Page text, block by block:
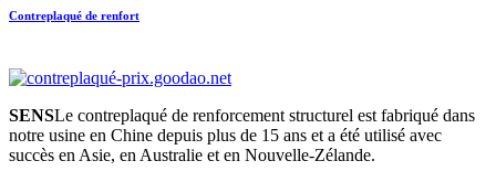
Contreplaqué de renfort
SENSLe contreplaqué de renforcement structurel est fabriqué dans
notre usine en Chine depuis plus de 15 ans et a été utilisé avec
succès en Asie, en Australie et en Nouvelle-Zélande.